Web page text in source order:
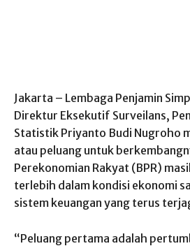
Jakarta – Lembaga Penjamin
Direktur Eksekutif Surveilans,
Statistik Priyanto Budi Nugroho
atau peluang untuk
Perekonomian Rakyat (BPR)
terlebih dalam kondisi ekonomi
sistem keuangan yang terus
“Peluang pertama adalah